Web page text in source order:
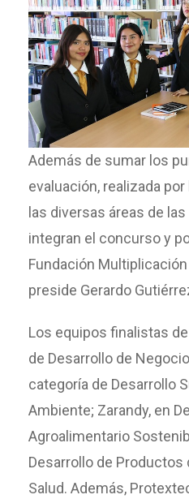
Además de sumar los
evaluación, realizada
las diversas áreas de
integran el concurso y
Fundación
preside Gerardo
Los equipos finalistas
de Desarrollo de
categoría de Desarrollo
Ambiente; Zarandy, en
Agroalimentario
Desarrollo de Productos
Salud. Además,